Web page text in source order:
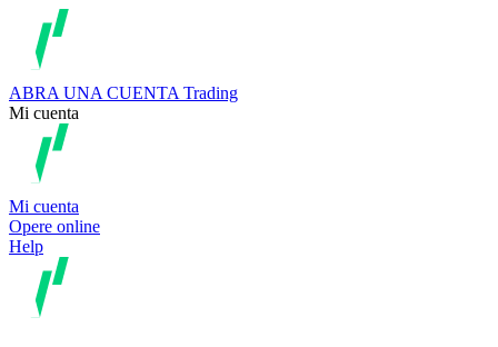
ABRA UNA CUENTA Trading
Mi cuenta
Mi cuenta
Opere online
Help